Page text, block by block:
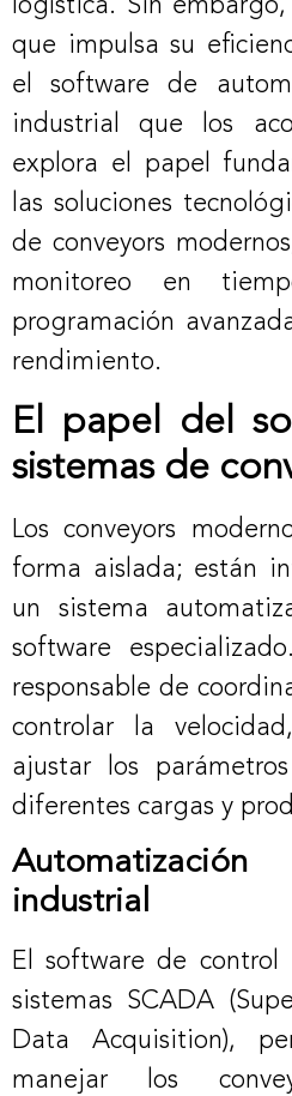
logística. Sin
que impulsa su
el software de
industrial que los
explora el papel
las soluciones
de conveyors
monitoreo en
programación
rendimiento.
El papel del
sistemas de
Los conveyors
forma aislada; están
un sistema
software
responsable de
controlar la
ajustar los
diferentes cargas y
industrial
El software de control
sistemas SCADA
Data Acquisition),
manejar los